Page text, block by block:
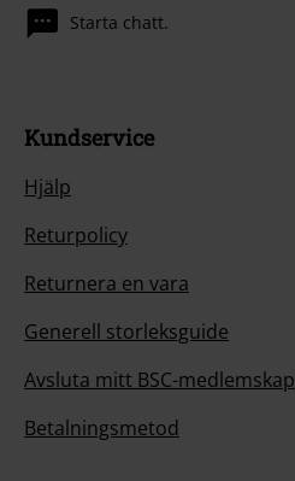
Starta chatt.
Kundservice
Hjälp
Returpolicy
Returnera en vara
Generell storleksguide
Avsluta mitt BSC-medlemskap
Betalningsmetod